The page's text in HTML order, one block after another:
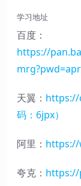
学习地址
百度：
https://
天翼： https://
码：6jpx）
阿里： https://
夸克： https://